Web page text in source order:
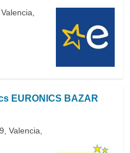
EURONICS BAZAR
Valencia,